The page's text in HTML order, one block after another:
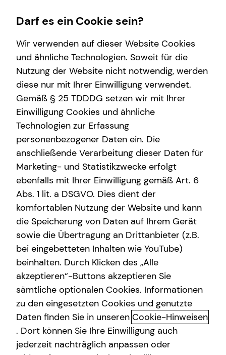
Finanzberatung
Investment
Kapitalanlage Immobilien
Altersvorsorge
Wissenswertes
Über tecis
Podcast
Interview
Dein tecis Finanzpodcast
Das Wissen rund um das Thema Finanzen hat großen
Einfluss auf unsere Lebensqualität. Der tecis-
Finanzpodcast leistet einen Beitrag Wissenslücken rund
um Finanzen zu schließen. So kannst du dein
Darf es ein Cookie sein?
Wir verwenden auf dieser Website Cookies
und ähnliche Technologien. Soweit für die
Nutzung der Website nicht notwendig, werden
diese nur mit Ihrer Einwilligung verwendet.
Gemäß § 25 TDDDG setzen wir mit Ihrer
Einwilligung Cookies und ähnliche
Technologien zur Erfassung
personenbezogener Daten ein. Die
anschließende Verarbeitung dieser Daten für
Marketing- und Statistikzwecke erfolgt
ebenfalls mit Ihrer Einwilligung gemäß Art. 6
Abs. 1 lit. a DSGVO. Dies dient der
komfortablen Nutzung der Website und kann
die Speicherung von Daten auf Ihrem Gerät
sowie die Übertragung an Drittanbieter (z.B.
bei eingebetteten Inhalten wie YouTube)
beinhalten. Durch Klicken des „Alle
akzeptieren“-Buttons akzeptieren Sie
sämtliche optionalen Cookies. Informationen
zu den eingesetzten Cookies und genutzte
Daten finden Sie in unseren Cookie-Hinweisen
. Dort können Sie Ihre Einwilligung auch
jederzeit nachträglich anpassen oder